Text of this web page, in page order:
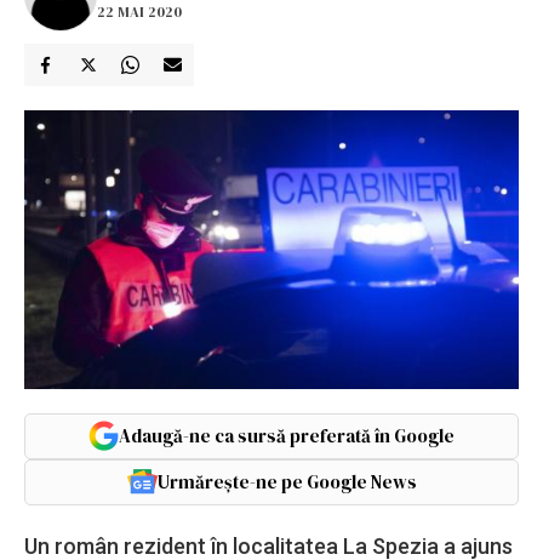
22 MAI 2020
Adaugă-ne ca sursă preferată în Google
Urmărește-ne pe Google News
Un român rezident în localitatea La Spezia a ajuns